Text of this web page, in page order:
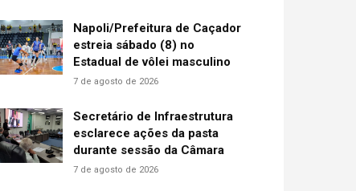
Napoli/Prefeitura de Caçador
estreia sábado (8) no
Estadual de vôlei masculino
7 de agosto de 2026
Secretário de Infraestrutura
esclarece ações da pasta
durante sessão da Câmara
7 de agosto de 2026